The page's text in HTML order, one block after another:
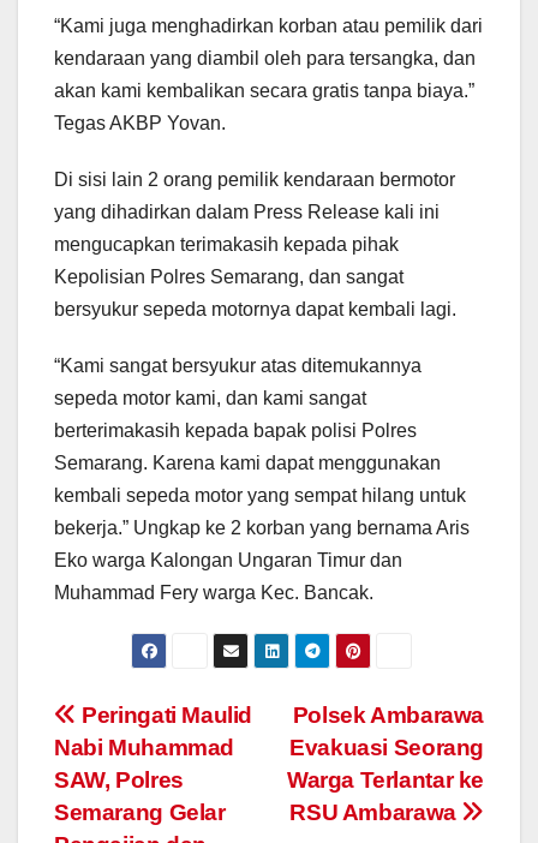
“Kami juga menghadirkan korban atau pemilik dari
kendaraan yang diambil oleh para tersangka, dan
akan kami kembalikan secara gratis tanpa biaya.”
Tegas AKBP Yovan.
Di sisi lain 2 orang pemilik kendaraan bermotor
yang dihadirkan dalam Press Release kali ini
mengucapkan terimakasih kepada pihak
Kepolisian Polres Semarang, dan sangat
bersyukur sepeda motornya dapat kembali lagi.
“Kami sangat bersyukur atas ditemukannya
sepeda motor kami, dan kami sangat
berterimakasih kepada bapak polisi Polres
Semarang. Karena kami dapat menggunakan
kembali sepeda motor yang sempat hilang untuk
bekerja.” Ungkap ke 2 korban yang bernama Aris
Eko warga Kalongan Ungaran Timur dan
Muhammad Fery warga Kec. Bancak.
Post
navigation
Polsek Ambarawa
Evakuasi Seorang
Warga Terlantar ke
RSU Ambarawa
Peringati Maulid
Nabi Muhammad
SAW, Polres
Semarang Gelar